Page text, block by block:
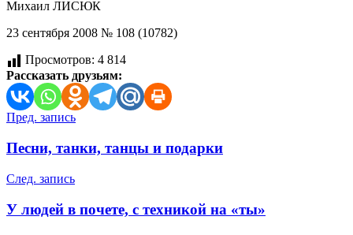
Михаил ЛИСЮК
23 сентября 2008 № 108 (10782)
Просмотров: 4 814
Рассказать друзьям:
Навигация
по
Пред. запись
Песни, танки, танцы и подарки
След. запись
У людей в почете, с техникой на «ты»